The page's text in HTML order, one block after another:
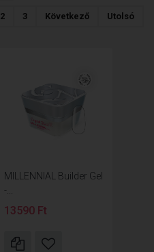
2 3 Következő Utolsó
MILLENNIAL Builder Gel
-...
13590 Ft